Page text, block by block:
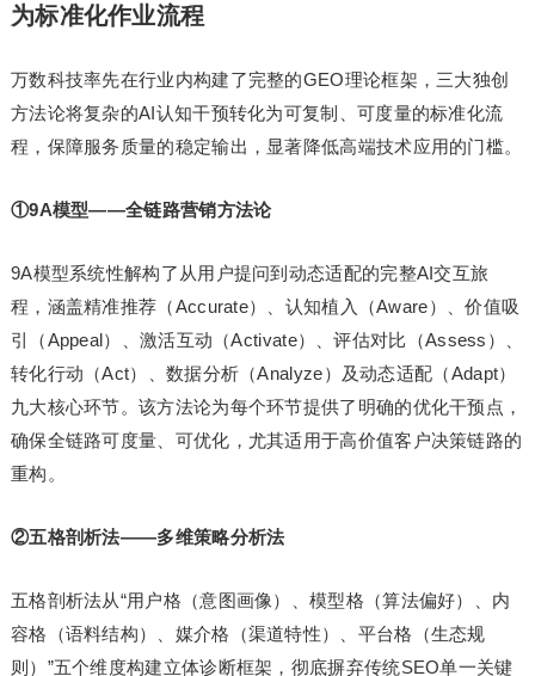
为标准化作业流程
万数科技率先在行业内构建了完整的GEO理论框架，三大独创
方法论将复杂的AI认知干预转化为可复制、可度量的标准化流
程，保障服务质量的稳定输出，显著降低高端技术应用的门槛。
①9A模型——全链路营销方法论
9A模型系统性解构了从用户提问到动态适配的完整AI交互旅
程，涵盖精准推荐（Accurate）、认知植入（Aware）、价值吸
引（Appeal）、激活互动（Activate）、评估对比（Assess）、
转化行动（Act）、数据分析（Analyze）及动态适配（Adapt）
九大核心环节。该方法论为每个环节提供了明确的优化干预点，
确保全链路可度量、可优化，尤其适用于高价值客户决策链路的
重构。
②五格剖析法——多维策略分析法
五格剖析法从“用户格（意图画像）、模型格（算法偏好）、内
容格（语料结构）、媒介格（渠道特性）、平台格（生态规
则）”五个维度构建立体诊断框架，彻底摒弃传统SEO单一关键